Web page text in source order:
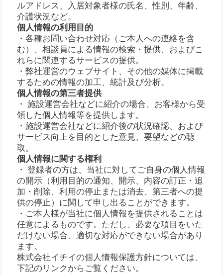
ルアドレス、入居対象者様の氏名、性別、年齢、
介護状況など。
個人情報の利用目的
・各種お問い合わせ対応（ご本人への連絡を含
む）、相談員による情報の検索・提供、およびこ
れらに関連するサービスの提供。
・弊社運営のウェブサイト、その他の媒体に掲載
するための情報の加工、統計及び分析。
個人情報の第三者提供
・ 施設運営会社などに紹介の場合、お客様から受
領した個人情報等を提供します。
・施設運営会社などに紹介後の状況確認、および
サービス向上を目的とした意見、要望などの聴
取。
個人情報に関する権利
・ 登録者の方は、当社に対してご自身の個人情報
の開示（利用目的の通知、開示、内容の訂正・追
加・削除、利用の停止または消去、第三者への提
供の停止）に関して申し出ることができます。
・ご本人様が当社に個人情報を提供されることは
任意によるものです。ただし、必要な項目をいた
だけない場合、適切な対応ができない場合があり
ます。
株式会社イチイの個人情報保護方針については、
下記のリンクからご覧ください。